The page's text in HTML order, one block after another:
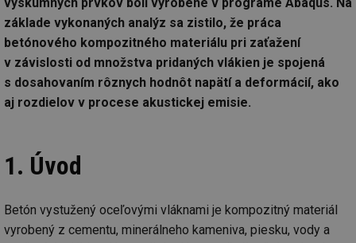
základe vykonaných analýz sa zistilo, že práca
betónového kompozitného materiálu pri zaťažení
v závislosti od množstva pridaných vlákien je spojená
s dosahovaním rôznych hodnôt napätí a deformácií, ako
aj rozdielov v procese akustickej emisie.
1. Úvod
Betón vystužený oceľovými vláknami je kompozitný materiál
vyrobený z cementu, minerálneho kameniva, piesku, vody a